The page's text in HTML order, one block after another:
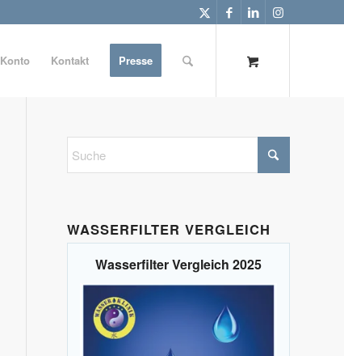
Kontakt Presse
WASSERFILTER VERGLEICH
Wasserfilter Vergleich 2025